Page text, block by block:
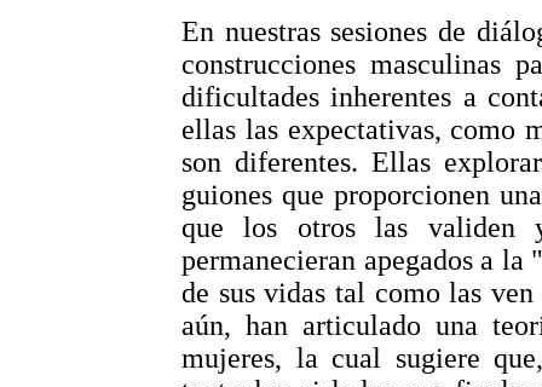
En nuestras sesiones de
construcciones masculinas
dificultades inherentes a
ellas las expectativas, como
son diferentes. Ellas
guiones que proporcionen
que los otros las validen
permanecieran apegados a
de sus vidas tal como las
aún, han articulado una
mujeres, la cual sugiere